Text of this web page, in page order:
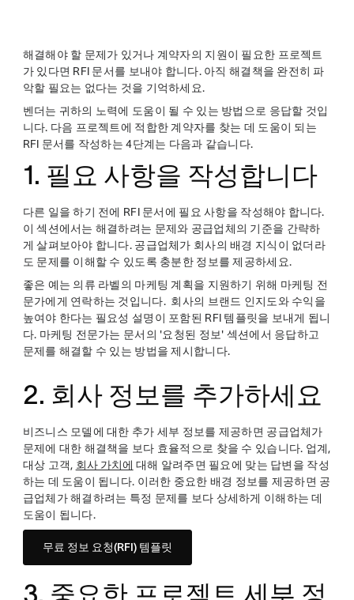
해결해야 할 문제가 있거나 계약자의 지원이 필요한 프로젝트
가 있다면 RFI 문서를 보내야 합니다. 아직 해결책을 완전히 파
악할 필요는 없다는 것을 기억하세요.
벤더는 귀하의 노력에 도움이 될 수 있는 방법으로 응답할 것입
니다. 다음 프로젝트에 적합한 계약자를 찾는 데 도움이 되는
RFI 문서를 작성하는 4단계는 다음과 같습니다.
1. 필요 사항을 작성합니다
다른 일을 하기 전에 RFI 문서에 필요 사항을 작성해야 합니다.
이 섹션에서는 해결하려는 문제와 공급업체의 기준을 간략하
게 살펴보아야 합니다. 공급업체가 회사의 배경 지식이 없더라
도 문제를 이해할 수 있도록 충분한 정보를 제공하세요.
좋은 예는 의류 라벨의 마케팅 계획을 지원하기 위해 마케팅 전
문가에게 연락하는 것입니다. 회사의 브랜드 인지도와 수익을
높여야 한다는 필요성 설명이 포함된 RFI 템플릿을 보내게 됩니
다. 마케팅 전문가는 문서의 '요청된 정보' 섹션에서 응답하고
문제를 해결할 수 있는 방법을 제시합니다.
2. 회사 정보를 추가하세요
비즈니스 모델에 대한 추가 세부 정보를 제공하면 공급업체가
문제에 대한 해결책을 보다 효율적으로 찾을 수 있습니다. 업계,
대상 고객, 회사 가치에 대해 알려주면 필요에 맞는 답변을 작성
하는 데 도움이 됩니다. 이러한 중요한 배경 정보를 제공하면 공
급업체가 해결하려는 특정 문제를 보다 상세하게 이해하는 데
도움이 됩니다.
무료 정보 요청(RFI) 템플릿
3. 중요한 프로젝트 세부 정